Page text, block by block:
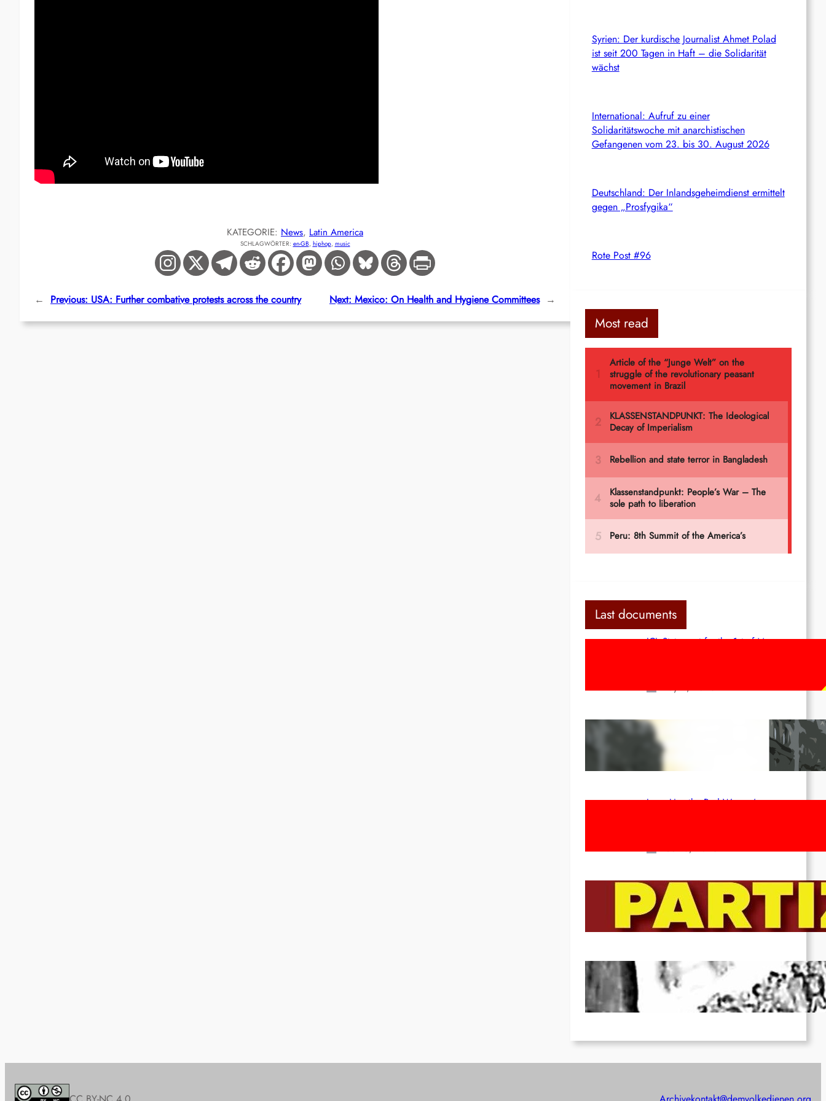
KATEGORIE: News, Latin America
SCHLAGWÖRTER: en-GB, hiphop, music
← Previous: USA: Further combative protests across the country Next: Mexico: On Health and Hygiene Committees →
Syrien: Der kurdische Journalist Ahmet Polad
ist seit 200 Tagen in Haft – die Solidarität
wächst
International: Aufruf zu einer
Solidaritätswoche mit anarchistischen
Gefangenen vom 23. bis 30. August 2026
Deutschland: Der Inlandsgeheimdienst ermittelt
gegen „Prosfygika“
Rote Post #96
Most read
Last documents
ICL Statement for the 1st of May:
Red League: To the streets for the
1st of May!
Long Live the Red Women’s
To the Streets for the Luxemburg-
Liebknecht-Lenin-March in 2026!
Dec 20, 2025
Pre-publication of Class-Position
#22*
Dec 7, 2025